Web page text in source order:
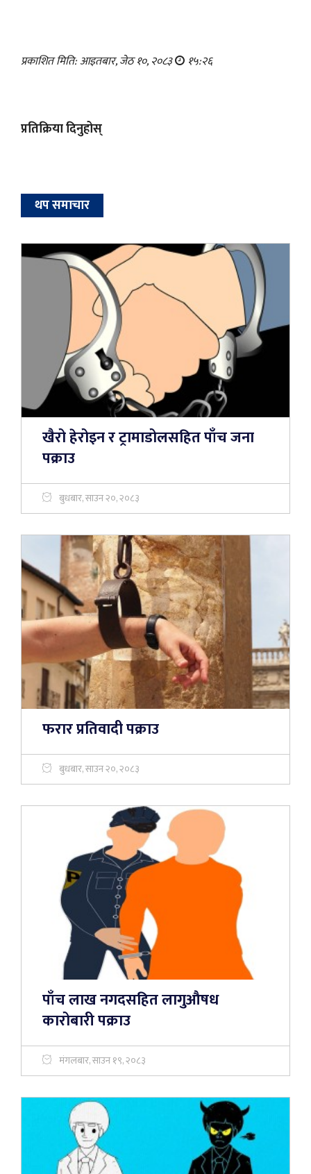
प्रकाशित मिति: आइतबार, जेठ १०, २०८३ १५:२६
प्रतिक्रिया दिनुहोस्
थप समाचार
खैरो हेरोइन र ट्रामाडोलसहित पाँच जना
पक्राउ
बुधबार, साउन २०, २०८३
फरार प्रतिवादी पक्राउ
बुधबार, साउन २०, २०८३
पाँच लाख नगदसहित लागुऔषध
कारोबारी पक्राउ
मंगलबार, साउन १९, २०८३